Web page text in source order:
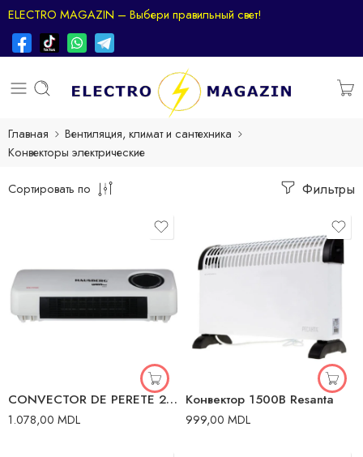
ELECTRO MAGAZIN – Выбери правильный свет!
Главная
Вентиляция, климат и сантехника
Kонвекторы электрические
Фильтры
Сортировать по
CONVECTOR DE PERETE 2000W 20M2 HAUSBERG
1.078,00 MDL
Конвектор 1500В Resanta
999,00 MDL